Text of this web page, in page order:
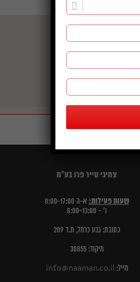
צמיגי טייר פרו בע"מ
שעות פעילות: א-ה 8:00-17:00
ו' - 8:00-13:00
כתובת: גבע כרמל, ת.ד 209
מיקוד: 30855
מייל: info@naaman.co.il
